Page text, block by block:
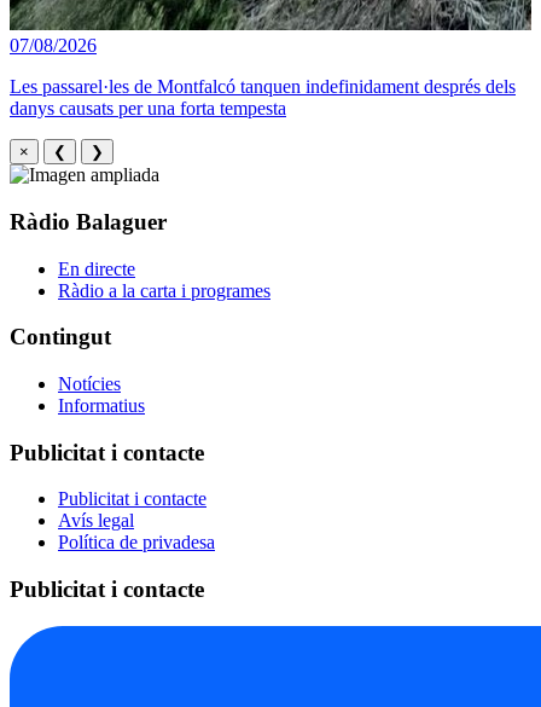
07/08/2026
Les passarel·les de Montfalcó tanquen indefinidament després dels
danys causats per una forta tempesta
× ❮ ❯
Ràdio Balaguer
En directe
Ràdio a la carta i programes
Contingut
Notícies
Informatius
Publicitat i contacte
Publicitat i contacte
Avís legal
Política de privadesa
Publicitat i contacte